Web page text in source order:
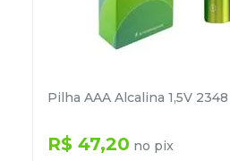
Pilha AAA Alcalina 1,5V
R$ 47,20 no pix